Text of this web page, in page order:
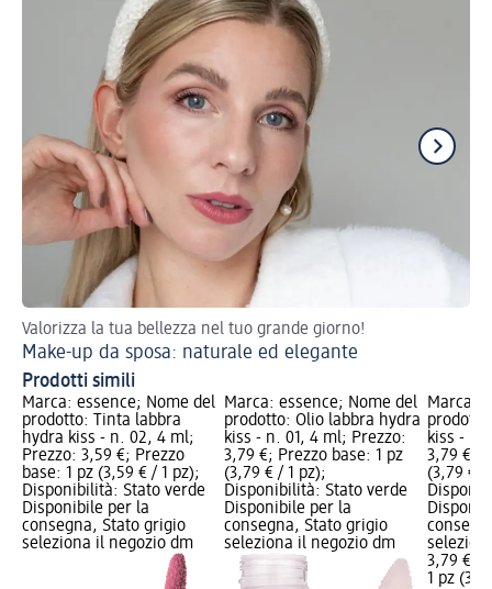
Valorizza la tua bellezza nel tuo grande giorno!
Make-up da sposa: naturale ed elegante
Prodotti simili
Marca: essence; Nome del
prodotto: Tinta labbra
hydra kiss - n. 02, 4 ml;
Prezzo: 3,59 €; Prezzo
base: 1 pz (3,59 € / 1 pz);
Disponibilità: Stato verde
Disponibile per la
consegna, Stato grigio
seleziona il negozio dm
Marca: essence; Nome del
prodotto: Olio labbra hydra
kiss - n. 01, 4 ml; Prezzo:
3,79 €; Prezzo base: 1 pz
(3,79 € / 1 pz);
Disponibilità: Stato verde
Disponibile per la
consegna, Stato grigio
seleziona il negozio dm
Marca:
kiss - n.
3,79 €;
(3,79 € /
3,79 €
1 pz